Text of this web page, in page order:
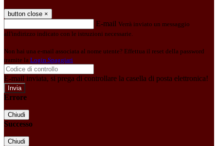
button close ×
E-mail Verrà inviato un messaggio
all'indirizzo indicato con le istruzioni necessarie.
Non hai una e-mail associata al nome utente? Effettua il reset della password
tramite la Login Spaggiari
E-mail inviata, si prega di controllare la casella di posta elettronica!
Errore
Chiudi
Successo
Chiudi